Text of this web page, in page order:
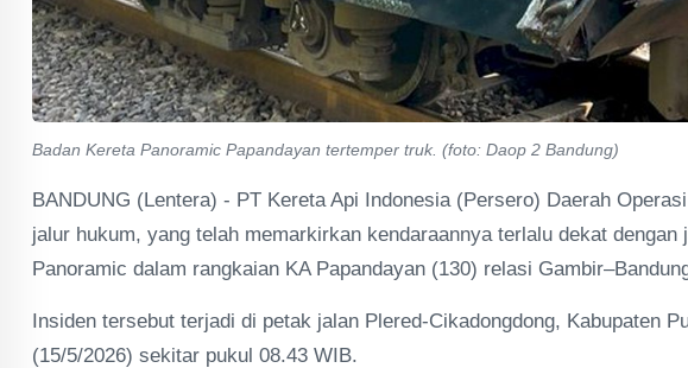
Badan Kereta Panoramic Papandayan tertemper truk. (foto: Daop 2 Bandung)
BANDUNG (Lentera) - PT Kereta Api Indonesia (Persero) Daerah
jalur hukum, yang telah memarkirkan kendaraannya terlalu dekat
Panoramic dalam rangkaian KA Papandayan (130) relasi
Insiden tersebut terjadi di petak jalan Plered-Cikadongdong, Kabupaten
(15/5/2026) sekitar pukul 08.43 WIB.